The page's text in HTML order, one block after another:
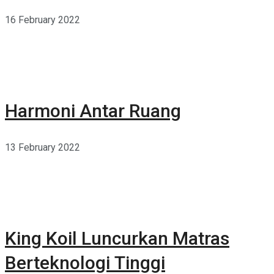
16 February 2022
Harmoni Antar Ruang
13 February 2022
King Koil Luncurkan Matras
Berteknologi Tinggi